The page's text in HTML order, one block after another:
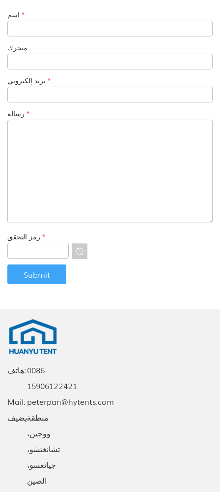
اسم:*
متحرك:
بريد إلكتروني:*
رسالة:*
رمز التحقق:*
يضيف:منطقة
ووجين،
تشانغتشو،
جيانغسو،
الصين
هاتف:0086-
15906122421
Mail: peterpan@hytents.com